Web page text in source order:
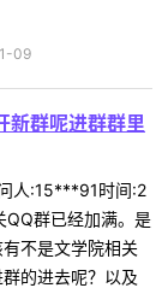
09
新群呢进群群里
人:15***91时间:2
群已经加满。是
不是文学院相关
的进去呢？以及